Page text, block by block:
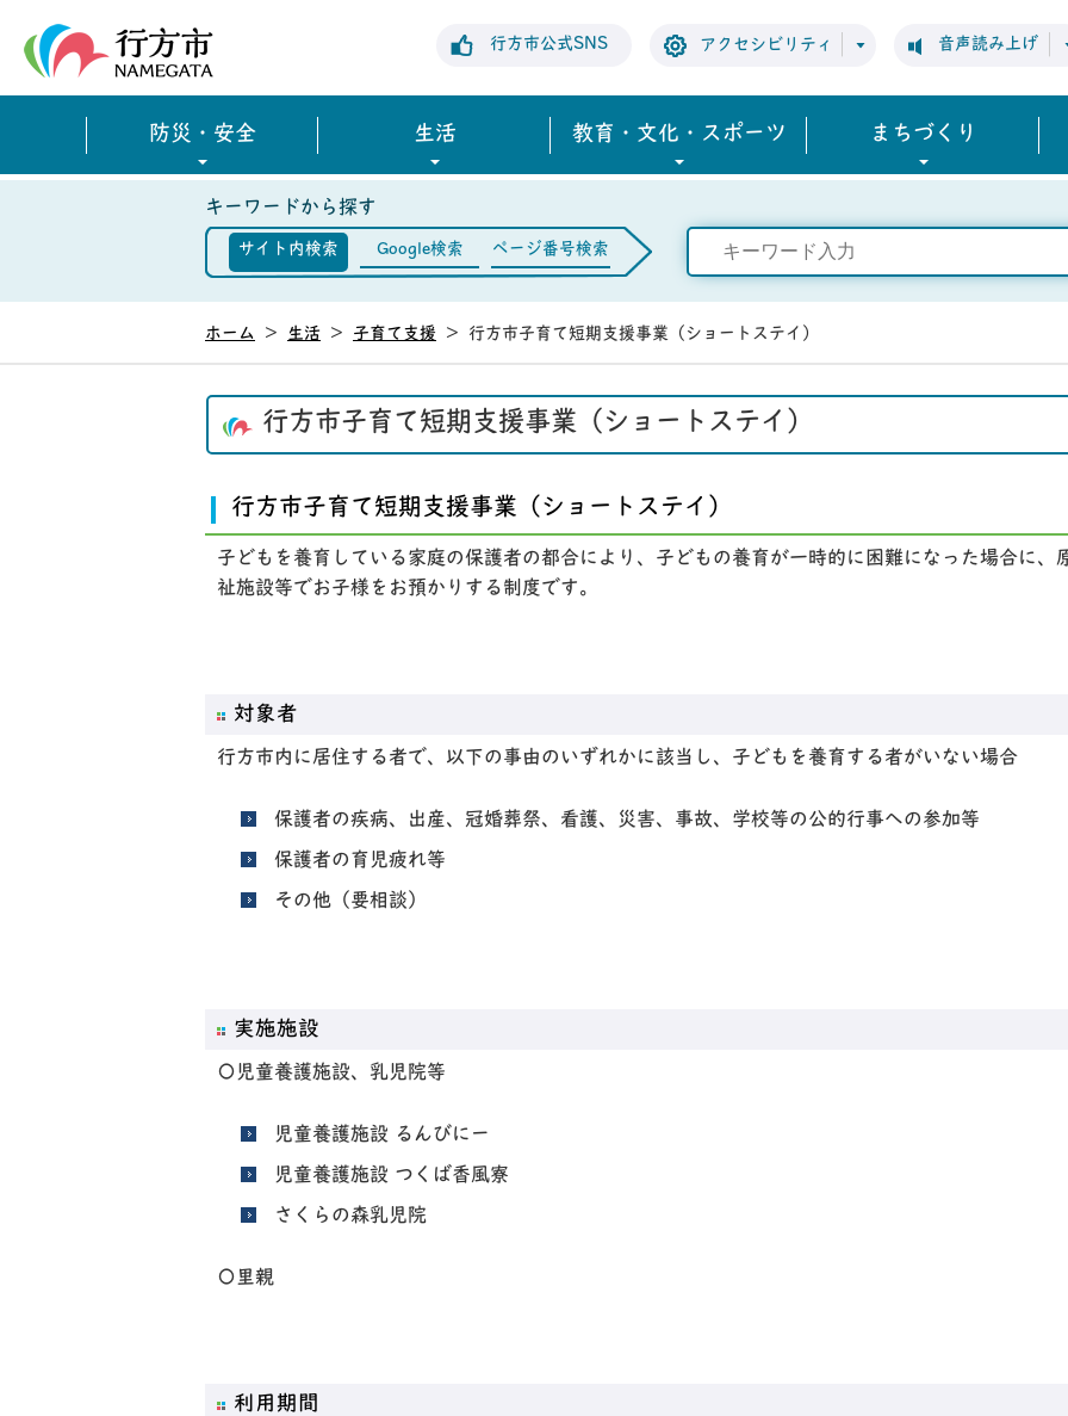
行方市公式SNS アクセシビリティ 音声読み上げ
防災・安全 生活 教育・文化・スポーツ まちづくり
キーワードから探す
サイト内検索 Google検索 ページ番号検索
ホーム > 生活 > 子育て支援 > 行方市子育て短期支援事業（ショートステイ）
行方市子育て短期支援事業（ショートステイ）
行方市子育て短期支援事業（ショートステイ）
子どもを養育している家庭の保護者の都合により、子どもの養育が一時的に困難になった場合に
祉施設等でお子様をお預かりする制度です。
対象者
行方市内に居住する者で、以下の事由のいずれかに該当し、子どもを養育する者がいない場合
保護者の疾病、出産、冠婚葬祭、看護、災害、事故、学校等の公的行事への参加等
保護者の育児疲れ等
その他（要相談）
実施施設
〇児童養護施設、乳児院等
児童養護施設 るんびにー
児童養護施設 つくば香風寮
さくらの森乳児院
〇里親
利用期間